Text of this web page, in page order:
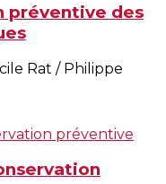
préventive des
Rat / Philippe